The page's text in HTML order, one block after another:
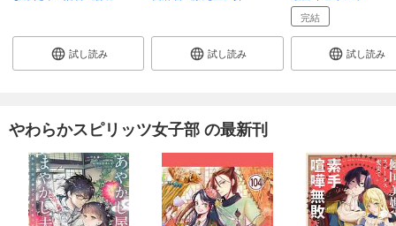
試し読み 試し読み
完結
試し読み
やわらかスピリッツ女子部 の最新刊